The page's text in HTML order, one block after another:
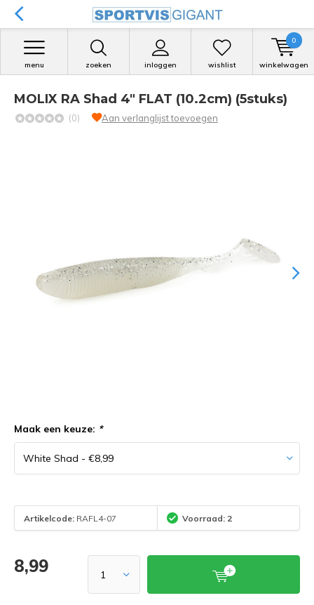
zoeken inloggen
menu wishlist winkelwagen
0
MOLIX RA Shad 4" FLAT (10.2cm) (5stuks)
(0) Aan verlanglijst toevoegen
Maak een keuze: *
Artikelcode: RAFL4-07 Voorraad: 2
8,99